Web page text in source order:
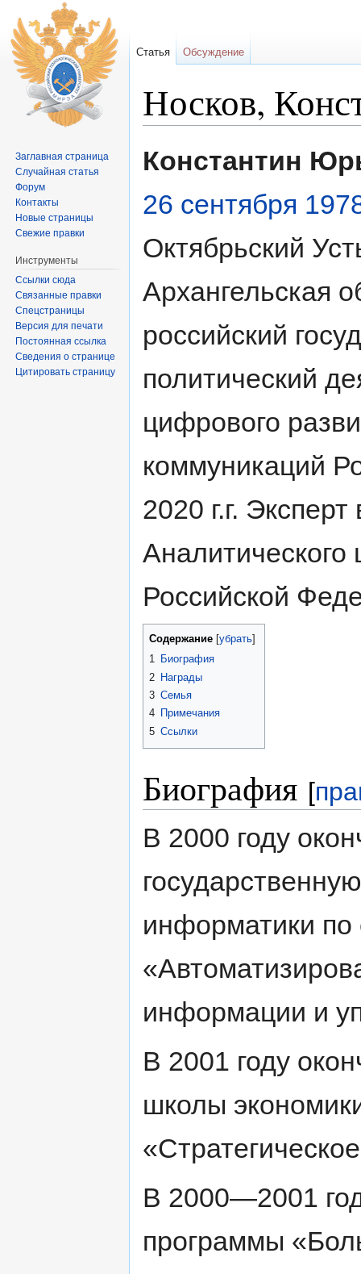
Носков,
Константин
26 сентября
Октябрьский
Архангельская
российский
политический
цифрового
коммуникаций
2020 г.г.
Аналитического
Российской
Содержание убрать
1 Биография
2 Награды
3 Семья
4 Примечания
5 Ссылки
Биография [
В 2000 году
информатики по
информации и
В 2001 году
школы
В 2000—2001
программы
Статья Обсуждение
Заглавная страница
Случайная статья
Форум
Контакты
Новые страницы
Свежие правки
Инструменты
Ссылки сюда
Связанные правки
Спецстраницы
Версия для печати
Постоянная ссылка
Сведения о странице
Цитировать страницу